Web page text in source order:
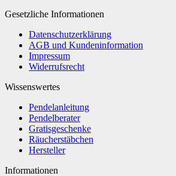
Gesetzliche Informationen
Datenschutzerklärung
AGB und Kundeninformation
Impressum
Widerrufsrecht
Wissenswertes
Pendelanleitung
Pendelberater
Gratisgeschenke
Räucherstäbchen
Hersteller
Informationen